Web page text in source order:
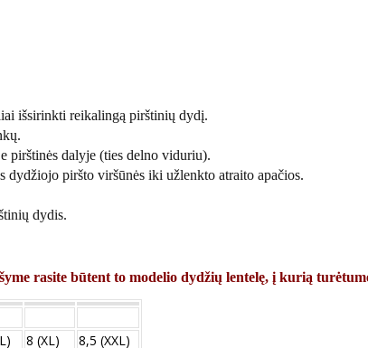
išsirinkti reikalingą pirštinių dydį.
pirštinės dalyje (ties delno viduriu).
dydžiojo piršto viršūnės iki užlenkto atraito apačios.
dydis.
rasite būtent to modelio dydžių lentelę, į kurią
8 (XL) 8,5 (XXL)